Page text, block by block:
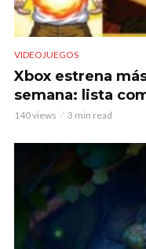
VIDEOJUEGOS
Xbox estrena
semana: lista
140 views 3 min read